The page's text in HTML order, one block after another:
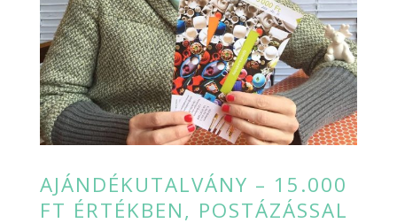
AJÁNDÉKUTALVÁNY – 15.000
FT ÉRTÉKBEN, POSTÁZÁSSAL